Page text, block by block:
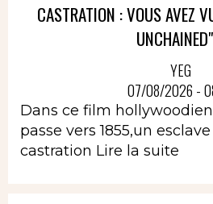
CASTRATION : VOUS AVEZ
YEG
07/08/2026 -
Dans ce film
passe vers 1855,un
castration Lire la suite